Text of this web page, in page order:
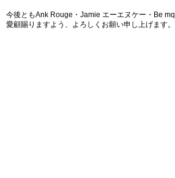
今後ともAnk Rouge・Jamie エーエヌケー・Be
愛顧賜りますよう、よろしくお願い申し上げます。